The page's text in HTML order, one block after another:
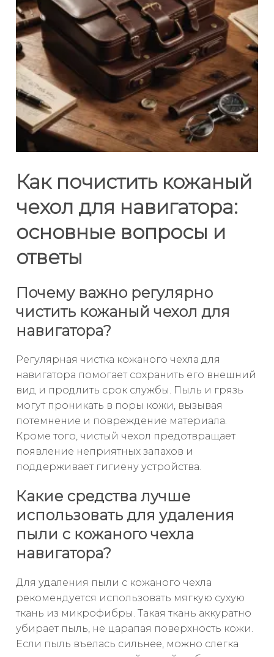
Как почистить кожаный
чехол для навигатора:
основные вопросы и
ответы
Почему важно регулярно
чистить кожаный чехол для
навигатора?
Регулярная чистка кожаного чехла для
навигатора помогает сохранить его внешний
вид и продлить срок службы. Пыль и грязь
могут проникать в поры кожи, вызывая
потемнение и повреждение материала.
Кроме того, чистый чехол предотвращает
появление неприятных запахов и
поддерживает гигиену устройства.
Какие средства лучше
использовать для удаления
пыли с кожаного чехла
навигатора?
Для удаления пыли с кожаного чехла
рекомендуется использовать мягкую сухую
ткань из микрофибры. Такая ткань аккуратно
убирает пыль, не царапая поверхность кожи.
Если пыль въелась сильнее, можно слегка